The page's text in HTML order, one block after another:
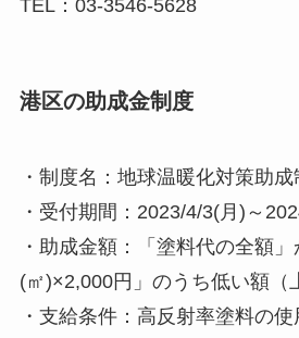
TEL：03-3546-5628
港区の助成金制度
・制度名：地球温暖化対策助成
・受付期間：2023/4/3(月)～
・助成金額：「塗料代の全額
(㎡)×2,000円」のうち低い額（
・支給条件：高反射率塗料の使